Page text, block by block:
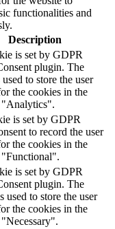
functionalities and
Description
is set by GDPR
plugin. The
to store the user
the cookies in the
"Analytics".
is set by GDPR
to record the user
the cookies in the
"Functional".
is set by GDPR
plugin. The
used to store the user
the cookies in the